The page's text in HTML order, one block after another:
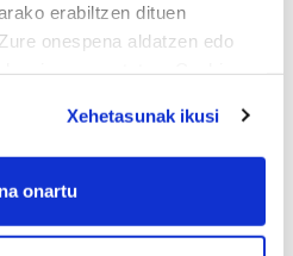
erabiltzen dituen
onespena aldatzen edo
like to:
about your geographical
Xehetasunak ikusi
onartu